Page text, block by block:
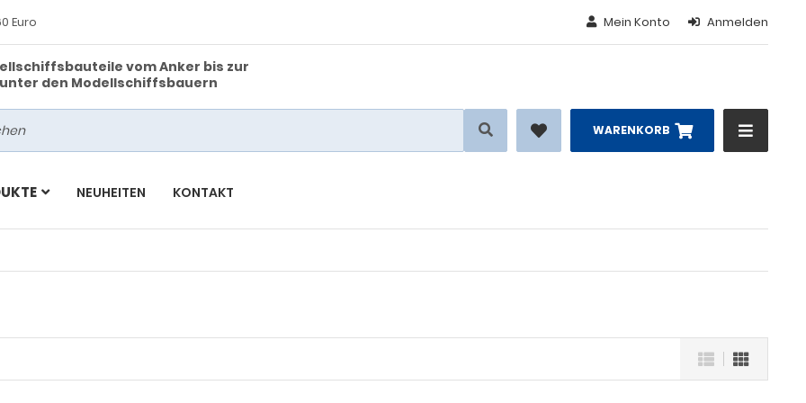
Euro Mein Konto Anmelden
vom Anker bis zur
den Modellschiffsbauern
WARENKORB
NEUHEITEN KONTAKT